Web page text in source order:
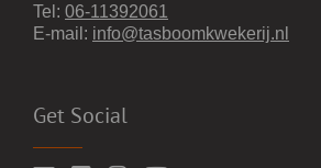
Tel: 06-11392061
E-mail: info@tasboomkwekerij.nl
Get Social